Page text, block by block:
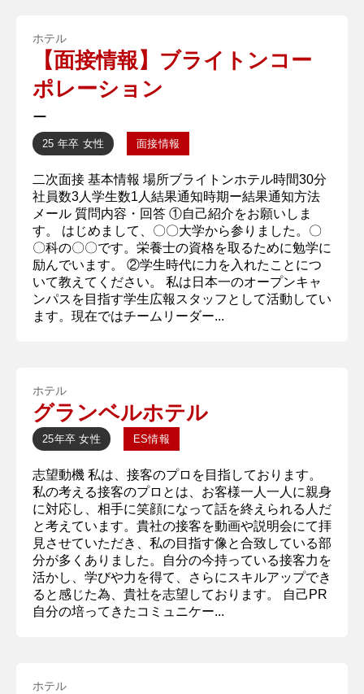
ホテル
【面接情報】ブライトンコー
ポレーション
ー
25 年卒 女性 面接情報
二次面接 基本情報 場所ブライトンホテル時間30分
社員数3人学生数1人結果通知時期ー結果通知方法
メール 質問内容・回答 ①自己紹介をお願いしま
す。 はじめまして、〇〇大学から参りました。〇
〇科の〇〇です。栄養士の資格を取るために勉学に
励んでいます。 ②学生時代に力を入れたことにつ
いて教えてください。 私は日本一のオープンキャ
ンパスを目指す学生広報スタッフとして活動してい
ます。現在ではチームリーダー...
ホテル
グランベルホテル
25年卒 女性 ES情報
志望動機 私は、接客のプロを目指しております。
私の考える接客のプロとは、お客様一人一人に親身
に対応し、相手に笑顔になって話を終えられる人だ
と考えています。貴社の接客を動画や説明会にて拝
見させていただき、私の目指す像と合致している部
分が多くありました。自分の今持っている接客力を
活かし、学びや力を得て、さらにスキルアップでき
ると感じた為、貴社を志望しております。 自己PR
自分の培ってきたコミュニケー...
ホテル